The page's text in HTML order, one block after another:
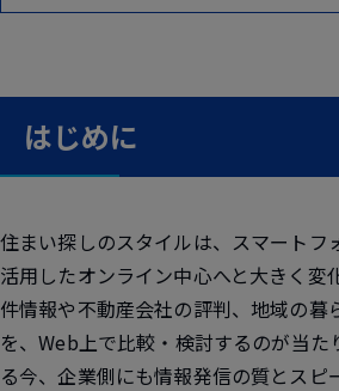
はじめに
住まい探しのスタイルは、スマートフ
活用したオンライン中心へと大きく変
件情報や不動産会社の評判、地域の暮
を、Web上で比較・検討するのが当た
る今、企業側にも情報発信の質とスピ